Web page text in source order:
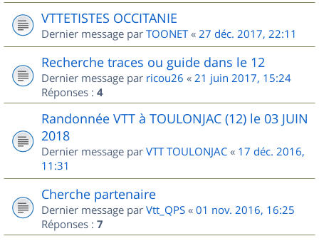
VTTETISTES OCCITANIE
Dernier message par TOONET« 27 déc. 2017, 22:11
Recherche traces ou guide dans le 12
Dernier message par ricou26 « 21 juin 2017, 15:24
Réponses : 4
Randonnée VTT à TOULONJAC (12) le 03 JUIN
2018
Dernier message par VTT TOULONJAC « 17 déc. 2016,
11:31
Cherche partenaire
Dernier message par Vtt_QPS « 01 nov. 2016, 16:25
Réponses : 7